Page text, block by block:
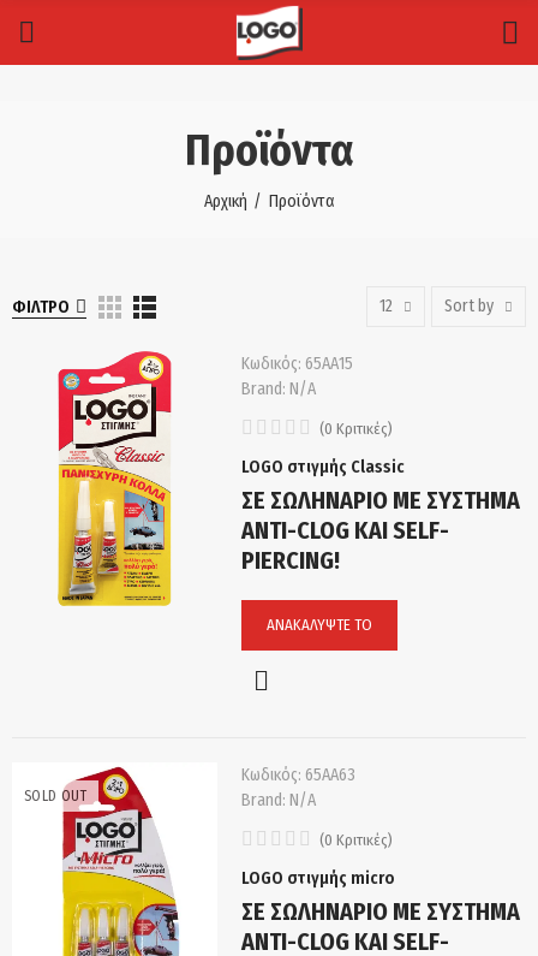
Προϊόντα
Αρχική Προϊόντα
ΦΊΛΤΡΟ 12 Sort by
Κωδικός: 65ΑΑ15
Brand:N/A
(0 Κριτικές)
LOGO στιγμής Classic
ΣΕ ΣΩΛΗΝΑΡΙΟ ΜΕ ΣΥΣΤΗΜΑ
ANTI-CLOG ΚΑΙ SELF-
PIERCING!
ΑΝΑΚΑΛΎΨΤΕ ΤΟ
SOLD OUT
Κωδικός: 65ΑΑ63
Brand:N/A
(0 Κριτικές)
LOGO στιγμής micro
ΣΕ ΣΩΛΗΝΑΡΙΟ ΜΕ ΣΥΣΤΗΜΑ
ANTI-CLOG ΚΑΙ SELF-